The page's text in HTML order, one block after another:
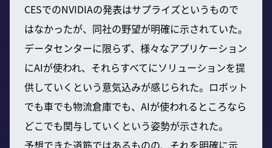
CESでのNVIDIAの発表はサプライズというもので
はなかったが、同社の野望が明確に示されていた。
データセンターに限らず、様々なアプリケーション
にAIが使われ、それらすべてにソリューションを提
供していくという意気込みが感じられた。ロボット
でも車でも物流倉庫でも、AIが使われるところなら
どこでも関与していくという姿勢が示された。
予想できた道筋ではあるものの、それを明確に示